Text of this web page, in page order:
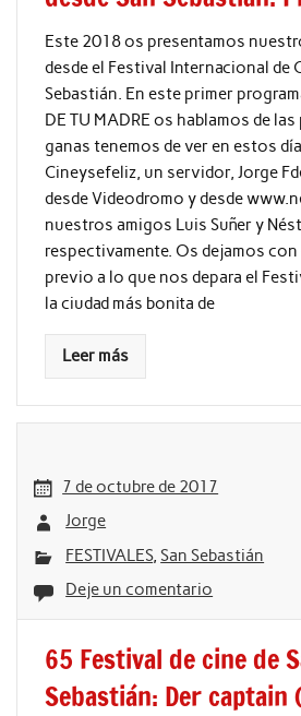
Este 2018 os presentamos
desde el Festival Internacional de
Sebastián. En este primer
DE TU MADRE os hablamos de
ganas tenemos de ver en estos
Cineysefeliz, un servidor, Jorge
desde Videodromo y desde
nuestros amigos Luis Suñer y
respectivamente. Os dejamos
previo a lo que nos depara el
la ciudad más bonita de
Leer más
7 de octubre de 2017
Jorge
FESTIVALES,San Sebastián
Deje un comentario
65 Festival de cine de
Sebastián: Der captain